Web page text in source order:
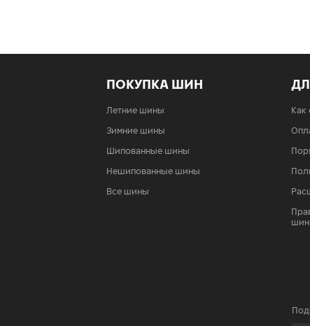
ПОКУПКА ШИН
Летние шины
Зимние шины
Шипованные шины
Нешипованные шины
Все шины
Как
шин